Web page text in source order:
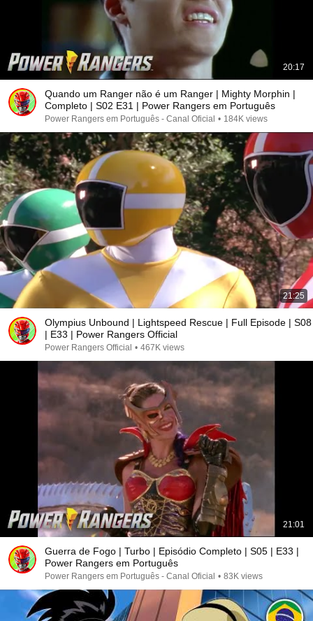
20:17
Quando um Ranger não é um Ranger | Mighty Morphin |
Completo | S02 E31 | Power Rangers em Português
Power Rangers em Português - Canal Oficial • 184K views
21:25
Olympius Unbound | Lightspeed Rescue | Full Episode | S08
| E33 | Power Rangers Official
Power Rangers Official • 467K views
21:01
Guerra de Fogo | Turbo | Episódio Completo | S05 | E33 |
Power Rangers em Português
Power Rangers em Português - Canal Oficial • 83K views